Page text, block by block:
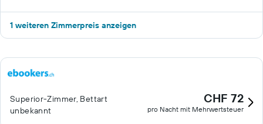
1 weiteren Zimmerpreis anzeigen
Superior-Zimmer, Bettart
unbekannt
CHF 72
pro Nacht mit Mehrwertsteuer